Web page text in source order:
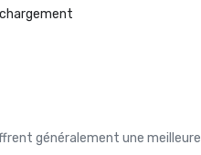
généralement une meilleure